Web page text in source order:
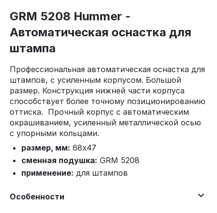
GRM 5208 Hummer -
Автоматическая оснастка для
штампа
Профессиональная автоматическая оснастка для
штампов, с усиленным корпусом. Большой
размер. Конструкция нижней части корпуса
способствует более точному позиционированию
оттиска. Прочный корпус с автоматическим
окрашиванием, усиленный металлической осью
с упорными кольцами.
размер, мм: 68х47
сменная подушка: GRM 5208
применение: для штампов
Особенности